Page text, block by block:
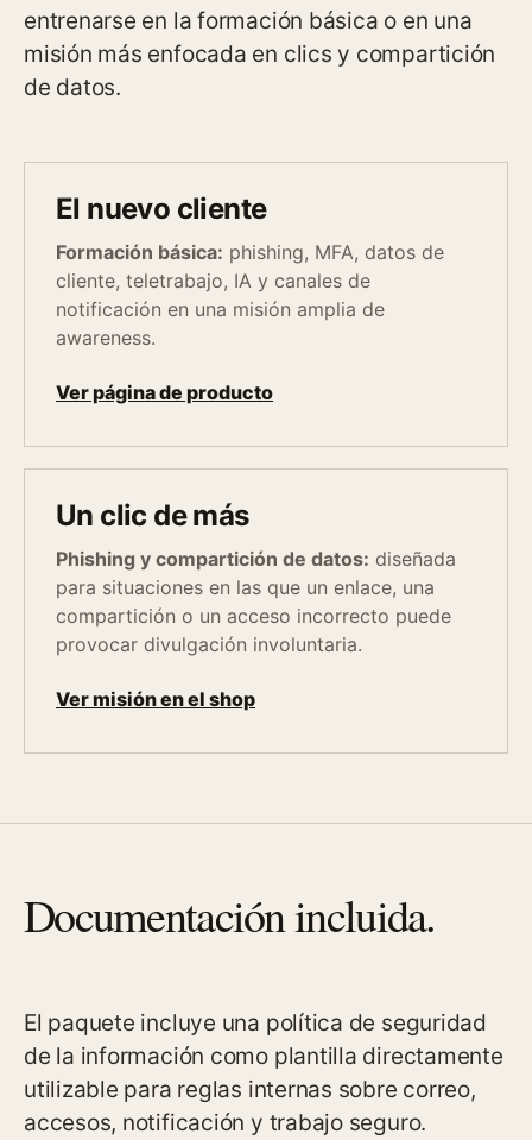
entrenarse en la formación básica o en una
misión más enfocada en clics y compartición
de datos.
El nuevo cliente
Formación básica: phishing, MFA, datos de
cliente, teletrabajo, IA y canales de
notificación en una misión amplia de
awareness.
Ver página de producto
Un clic de más
Phishing y compartición de datos: diseñada
para situaciones en las que un enlace, una
compartición o un acceso incorrecto puede
provocar divulgación involuntaria.
Ver misión en el shop
Documentación incluida.
El paquete incluye una política de seguridad
de la información como plantilla directamente
utilizable para reglas internas sobre correo,
accesos, notificación y trabajo seguro.